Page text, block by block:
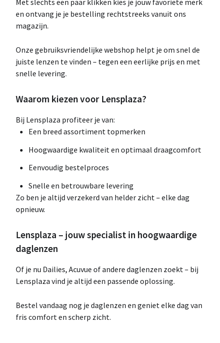
en ontvang je je bestelling rechtstreeks vanuit ons
magazijn.
Onze gebruiksvriendelijke webshop helpt je om snel de
juiste lenzen te vinden – tegen een eerlijke prijs en met
snelle levering.
Waarom kiezen voor Lensplaza?
Bij Lensplaza profiteer je van:
Een breed assortiment topmerken
Hoogwaardige kwaliteit en optimaal draagcomfort
Eenvoudig bestelproces
Snelle en betrouwbare levering
Zo ben je altijd verzekerd van helder zicht – elke dag
opnieuw.
Lensplaza – jouw specialist in hoogwaardige
daglenzen
Of je nu Dailies, Acuvue of andere daglenzen zoekt – bij
Lensplaza vind je altijd een passende oplossing.
Bestel vandaag nog je daglenzen en geniet elke dag van
fris comfort en scherp zicht.